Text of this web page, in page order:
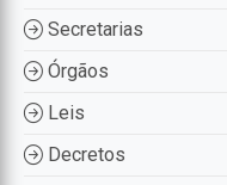
Secretarias
Órgãos
Leis
Decretos